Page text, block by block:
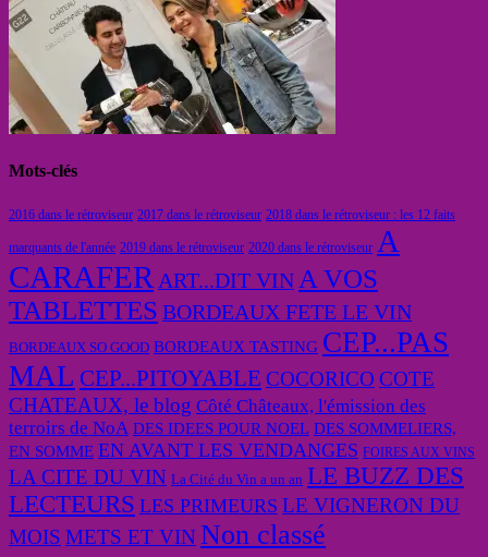
Mots-clés
2016 dans le rétroviseur 2017 dans le rétroviseur 2018 dans le rétroviseur : les 12 faits
marquants de l'année 2019 dans le rétroviseur 2020 dans le rétroviseur A
CARAFERART...DIT VINA VOS
TABLETTES BORDEAUX FETE LE VIN
BORDEAUX SO GOOD BORDEAUX TASTING CEP...PAS
MAL CEP...PITOYABLE COCORICO COTE
CHATEAUX, le blog Côté Châteaux, l'émission des
terroirs de NoA DES IDEES POUR NOEL DES SOMMELIERS,
EN SOMME EN AVANT LES VENDANGES FOIRES AUX VINS
LA CITE DU VIN La Cité du Vin a un an LE BUZZ DES
LECTEURS LES PRIMEURS LE VIGNERON DU
MOIS METS ET VIN Non classé